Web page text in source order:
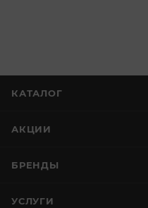
КАТАЛОГ
АКЦИИ
БРЕНДЫ
УСЛУГИ